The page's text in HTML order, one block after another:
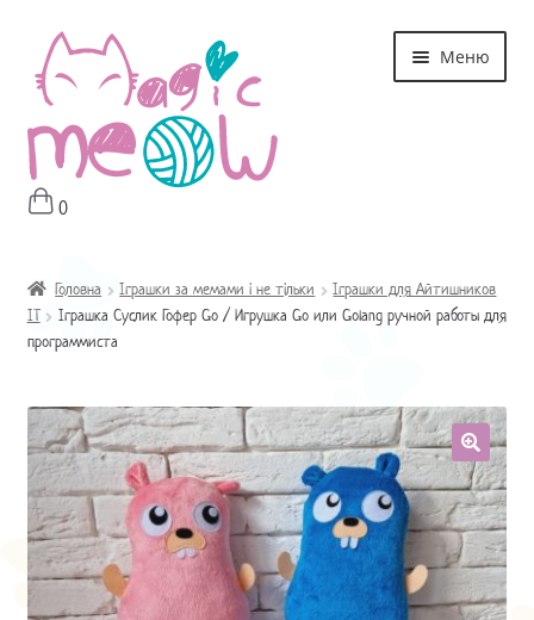
Перейти
до
навігації
Перейти
до
контенту
Меню
Головна
Магазин
Про мне
Оплата і Доставка
Контакти
0
Головна Іграшки за мемами і не тільки
Іграшки для Айтишников
IT
Іграшка Суслик Гофер Go / Игрушка Go или Golang ручной работы для
программиста